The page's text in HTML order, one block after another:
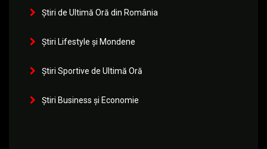
Știri de Ultimă Oră din România
Știri Lifestyle și Mondene
Știri Sportive de Ultimă Oră
Știri Business și Economie